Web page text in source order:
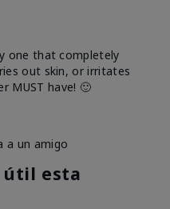
one that completely
out skin, or irritates
MUST have! 🙂
a un amigo
útil esta